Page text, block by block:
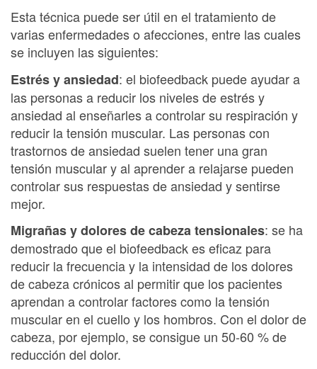
Esta técnica puede ser útil en el tratamiento de
varias enfermedades o afecciones, entre las cuales
se incluyen las siguientes:
Estrés y ansiedad: el biofeedback puede ayudar a
las personas a reducir los niveles de estrés y
ansiedad al enseñarles a controlar su respiración y
reducir la tensión muscular. Las personas con
trastornos de ansiedad suelen tener una gran
tensión muscular y al aprender a relajarse pueden
controlar sus respuestas de ansiedad y sentirse
mejor.
Migrañas y dolores de cabeza tensionales: se ha
demostrado que el biofeedback es eficaz para
reducir la frecuencia y la intensidad de los dolores
de cabeza crónicos al permitir que los pacientes
aprendan a controlar factores como la tensión
muscular en el cuello y los hombros. Con el dolor de
cabeza, por ejemplo, se consigue un 50-60 % de
reducción del dolor.